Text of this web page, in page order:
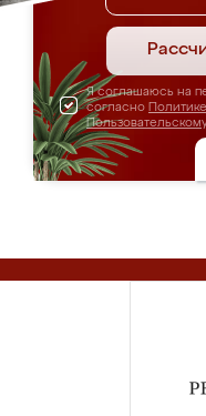
Я соглашаюсь на
согласно